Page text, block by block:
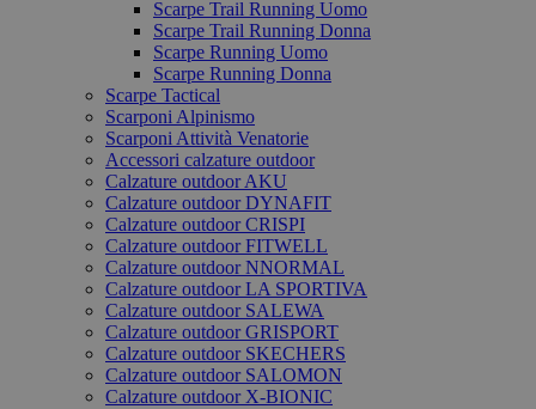
Scarpe Trail Running Uomo
Scarpe Trail Running Donna
Scarpe Running Uomo
Scarpe Running Donna
Scarpe Tactical
Scarponi Alpinismo
Scarponi Attività Venatorie
Accessori calzature outdoor
Calzature outdoor AKU
Calzature outdoor DYNAFIT
Calzature outdoor CRISPI
Calzature outdoor FITWELL
Calzature outdoor NNORMAL
Calzature outdoor LA SPORTIVA
Calzature outdoor SALEWA
Calzature outdoor GRISPORT
Calzature outdoor SKECHERS
Calzature outdoor SALOMON
Calzature outdoor X-BIONIC